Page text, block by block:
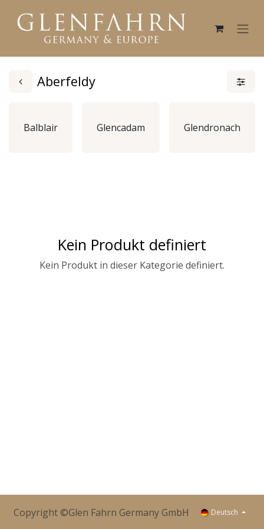
Aberfeldy
Balblair Glencadam Glendronach
Kein Produkt definiert
Kein Produkt in dieser Kategorie definiert.
Copyright ©Glen Fahrn Germany GmbH Deutsch